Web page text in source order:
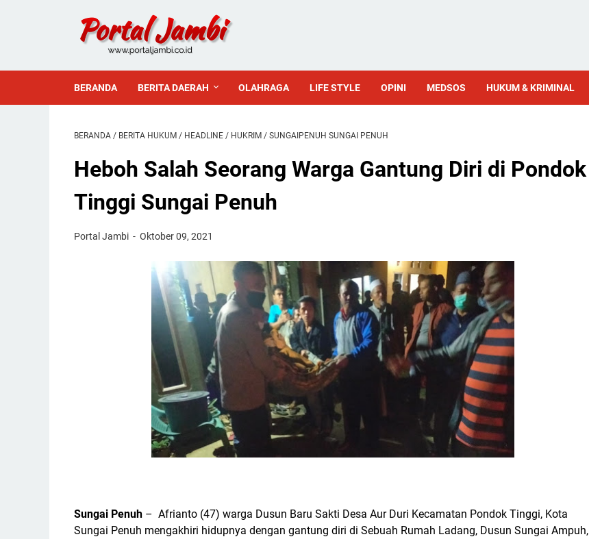
BERANDA BERITA DAERAH OLAHRAGA LIFE STYLE OPINI MEDSOS HUKUM & KRIMINAL
BERANDA / BERITA HUKUM / HEADLINE / HUKRIM / SUNGAIPENUH SUNGAI PENUH
Heboh Salah Seorang Warga Gantung Diri di Pondok
Tinggi Sungai Penuh
Portal Jambi Oktober 09, 2021
Sungai Penuh – Afrianto (47) warga Dusun Baru Sakti Desa Aur Duri Kecamatan Pondok Tinggi, Kota
Sungai Penuh mengakhiri hidupnya dengan gantung diri di Sebuah Rumah Ladang, Dusun Sungai Ampuh,